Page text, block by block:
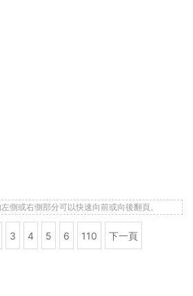
側或右側部分可以快速向前或向後翻頁。
3 4 5 6 110 下一頁